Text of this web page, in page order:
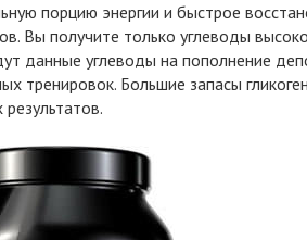
порцию энергии и быстрое
Вы получите только углеводы
углеводы на пополнение депо
Большие запасы